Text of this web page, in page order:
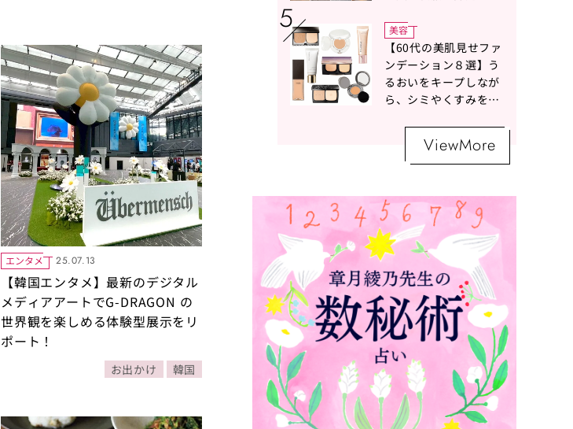
エンタメ 25.07.13
【韓国エンタメ】最新のデジタル
メディアアートでG-DRAGON の
世界観を楽しめる体験型展示をリ
ポート！
お出かけ 韓国
の魔術】
美容
【60代の美肌見せファ
ンデーション８選】う
るおいをキープしなが
ら、シミやくすみをナ
ViewMore